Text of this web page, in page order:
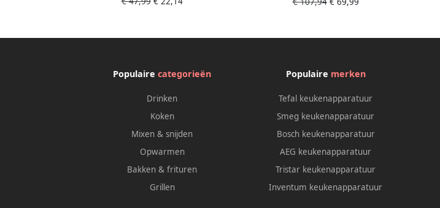
apparaat Panini grill apparaat
Populairecategorieën
Drinken
Koken
Mixen & snijden
Opwarmen
Bakken & frituren
Grillen
Populaire merken
Tefal keukenapparatuur
Smeg keukenapparatuur
Bosch keukenapparatuur
AEG keukenapparatuur
Tristar keukenapparatuur
Inventum keukenapparatuur